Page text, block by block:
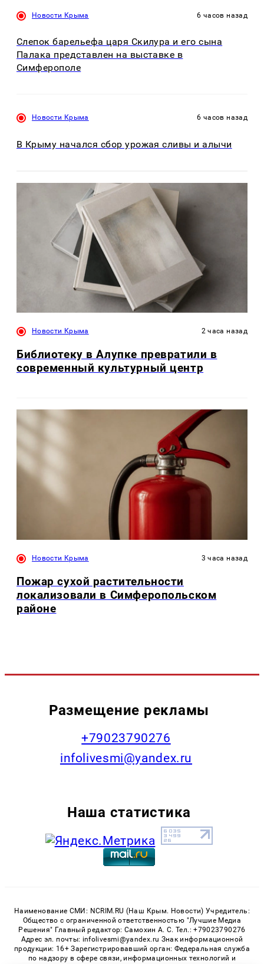
Новости Крыма 6 часов назад
Слепок барельефа царя Скилура и его сына
Палака представлен на выставке в
Симферополе
Новости Крыма 6 часов назад
В Крыму начался сбор урожая сливы и алычи
Новости Крыма 2 часа назад
Библиотеку в Алупке превратили в
современный культурный центр
Новости Крыма 3 часа назад
Пожар сухой растительности
локализовали в Симферопольском
районе
Размещение рекламы
+79023790276
infolivesmi@yandex.ru
Наша статистика
Наименование СМИ: NCRIM.RU (Наш Крым. Новости) Учредитель:
Общество с ограниченной ответственностью "Лучшие Медиа
Решения" Главный редактор: Самохин А. С. Тел.: +79023790276
Адрес эл. почты: infolivesmi@yandex.ru Знак информационной
продукции: 16+ Зарегистрировавший орган: Федеральная служба
по надзору в сфере связи, информационных технологий и